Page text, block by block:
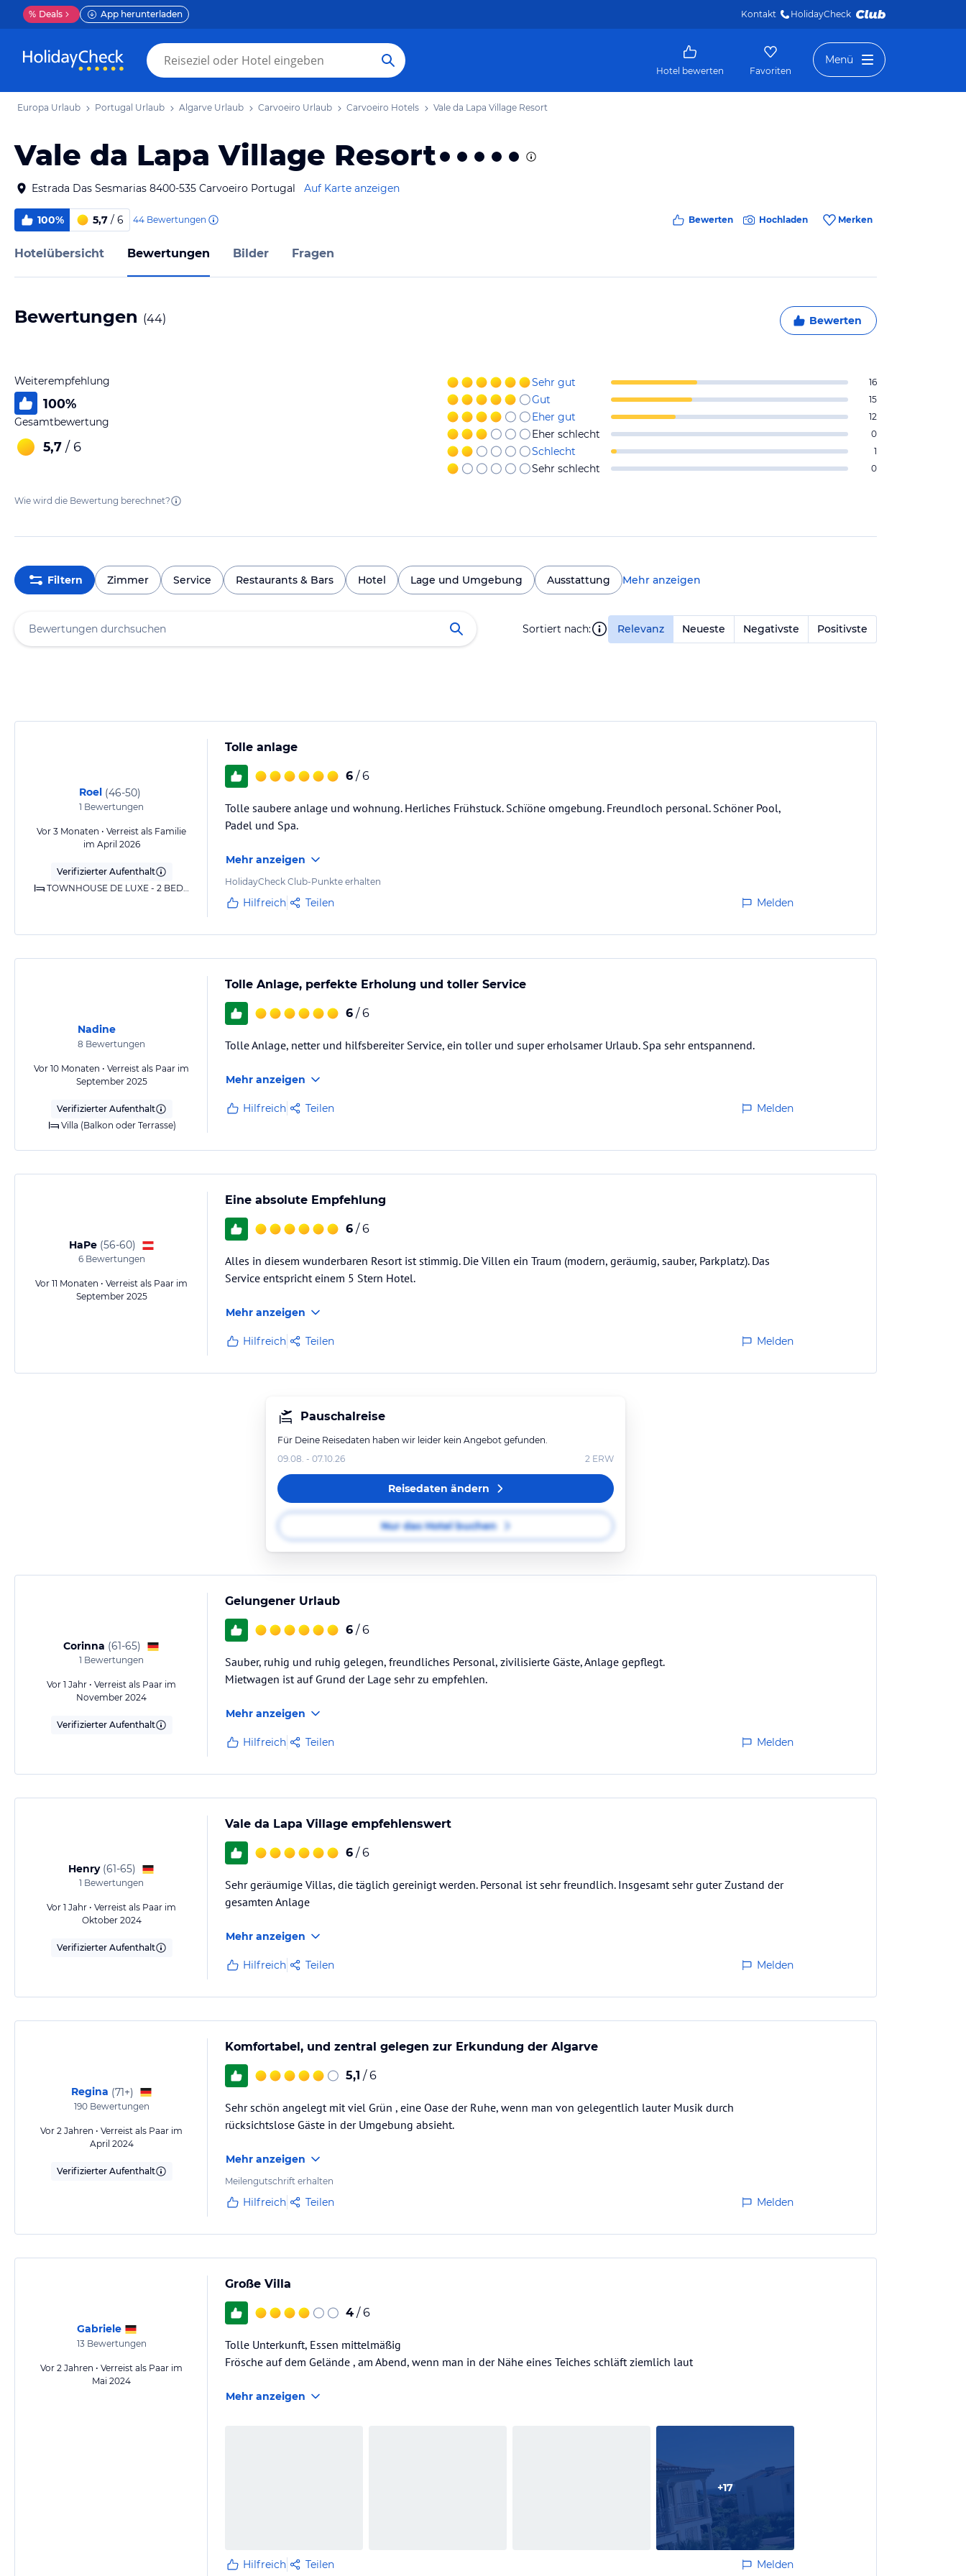
% Deals App herunterladen Kontakt HolidayCheck
Hotel bewerten Favoriten
Menü
Europa Urlaub Portugal Urlaub Algarve Urlaub Carvoeiro Urlaub Carvoeiro Hotels Vale da Lapa Village Resort
Vale da Lapa Village Resort
Estrada Das Sesmarias 8400-535 Carvoeiro Portugal Auf Karte anzeigen
100% 5,7 / 6 44 Bewertungen Bewerten Hochladen Merken
Hotelübersicht Bewertungen Bilder Fragen
Bewertungen (44) Bewerten
Weiterempfehlung
100%
Gesamtbewertung
5,7 / 6
Sehr gut 16
Gut 15
Eher gut 12
Eher schlecht 0
Schlecht 1
Sehr schlecht 0
Wie wird die Bewertung berechnet?
Filtern Zimmer Service Restaurants & Bars Hotel Lage und Umgebung Ausstattung Mehr anzeigen
Sortiert nach: Relevanz Neueste Negativste Positivste
Roel (46-50)
1 Bewertungen
Vor 3 Monaten • Verreist als Familie
im April 2026
Verifizierter Aufenthalt
TOWNHOUSE DE LUXE - 2 BEDROOMS (4 PAX)
Tolle anlage
6 / 6
Tolle saubere anlage und wohnung. Herliches Frühstuck. Schïöne omgebung. Freundloch personal. Schöner Pool,
Padel und Spa.
Mehr anzeigen
HolidayCheck Club-Punkte erhalten
Hilfreich Teilen Melden
Nadine
8 Bewertungen
Vor 10 Monaten • Verreist als Paar im
September 2025
Verifizierter Aufenthalt
Villa (Balkon oder Terrasse)
Tolle Anlage, perfekte Erholung und toller Service
6 / 6
Tolle Anlage, netter und hilfsbereiter Service, ein toller und super erholsamer Urlaub. Spa sehr entspannend.
Mehr anzeigen
Hilfreich Teilen Melden
HaPe (56-60)
6Bewertungen
Vor 11 Monaten • Verreist als Paar im
September 2025
Eine absolute Empfehlung
6 / 6
Alles in diesem wunderbaren Resort ist stimmig. Die Villen ein Traum (modern, geräumig, sauber, Parkplatz). Das
Service entspricht einem 5 Stern Hotel.
Mehr anzeigen
Hilfreich Teilen Melden
Pauschalreise
Für Deine Reisedaten haben wir leider kein Angebot gefunden.
09.08. - 07.10.26
2 ERW
Reisedaten ändern
Nur das Hotel buchen
Corinna (61-65)
1 Bewertungen
Vor 1 Jahr • Verreist als Paar im
November 2024
Verifizierter Aufenthalt
Gelungener Urlaub
6 / 6
Sauber, ruhig und ruhig gelegen, freundliches Personal, zivilisierte Gäste, Anlage gepflegt.
Mietwagen ist auf Grund der Lage sehr zu empfehlen.
Mehr anzeigen
Hilfreich Teilen Melden
Henry (61-65)
1 Bewertungen
Vor 1 Jahr • Verreist als Paar im
Oktober 2024
Verifizierter Aufenthalt
Vale da Lapa Village empfehlenswert
6 / 6
Sehr geräumige Villas, die täglich gereinigt werden. Personal ist sehr freundlich. Insgesamt sehr guter Zustand der
gesamten Anlage
Mehr anzeigen
Hilfreich Teilen Melden
Regina (71+)
190Bewertungen
Vor 2 Jahren • Verreist als Paar im
April 2024
Verifizierter Aufenthalt
Komfortabel, und zentral gelegen zur Erkundung der Algarve
5,1 / 6
Sehr schön angelegt mit viel Grün , eine Oase der Ruhe, wenn man von gelegentlich lauter Musik durch
rücksichtslose Gäste in der Umgebung absieht.
Mehr anzeigen
Meilengutschrift erhalten
Hilfreich Teilen Melden
Gabriele
13Bewertungen
Vor 2 Jahren • Verreist als Paar im
Mai 2024
Große Villa
4 / 6
Tolle Unterkunft, Essen mittelmäßig
Frösche auf dem Gelände , am Abend, wenn man in der Nähe eines Teiches schläft ziemlich laut
Mehr anzeigen
+17
Hilfreich Teilen Melden